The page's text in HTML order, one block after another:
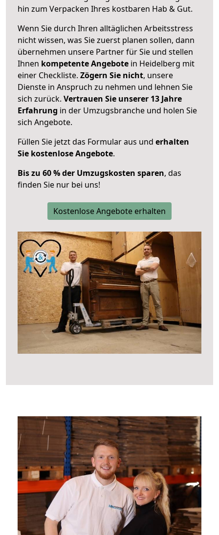
hin zum Verpacken Ihres kostbaren Hab & Gut.
Wenn Sie durch Ihren alltäglichen Arbeitsstress
nicht wissen, was Sie zuerst planen sollen, dann
übernehmen unsere Partner für Sie und stellen
Ihnen kompetente Angebote in Heidelberg mit
einer Checkliste. Zögern Sie nicht, unsere
Dienste in Anspruch zu nehmen und lehnen Sie
sich zurück. Vertrauen Sie unserer 13 Jahre
Erfahrung in der Umzugsbranche und holen Sie
sich Angebote.
Füllen Sie jetzt das Formular aus und erhalten
Sie kostenlose Angebote.
Bis zu 60 % der Umzugskosten sparen, das
finden Sie nur bei uns!
Kostenlose Angebote erhalten